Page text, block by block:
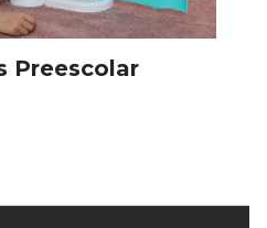
Preescolar